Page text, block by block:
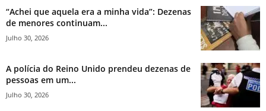
“Achei que aquela era a minha vida”: Dezenas
de menores continuam...
Julho 30, 2026
A polícia do Reino Unido prendeu dezenas de
pessoas em um...
Julho 30, 2026